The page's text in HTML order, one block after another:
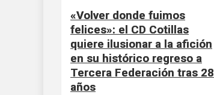
«Volver donde fuimos
felices»: el CD Cotillas
quiere ilusionar a la afición
en su histórico regreso a
Tercera Federación tras 28
años